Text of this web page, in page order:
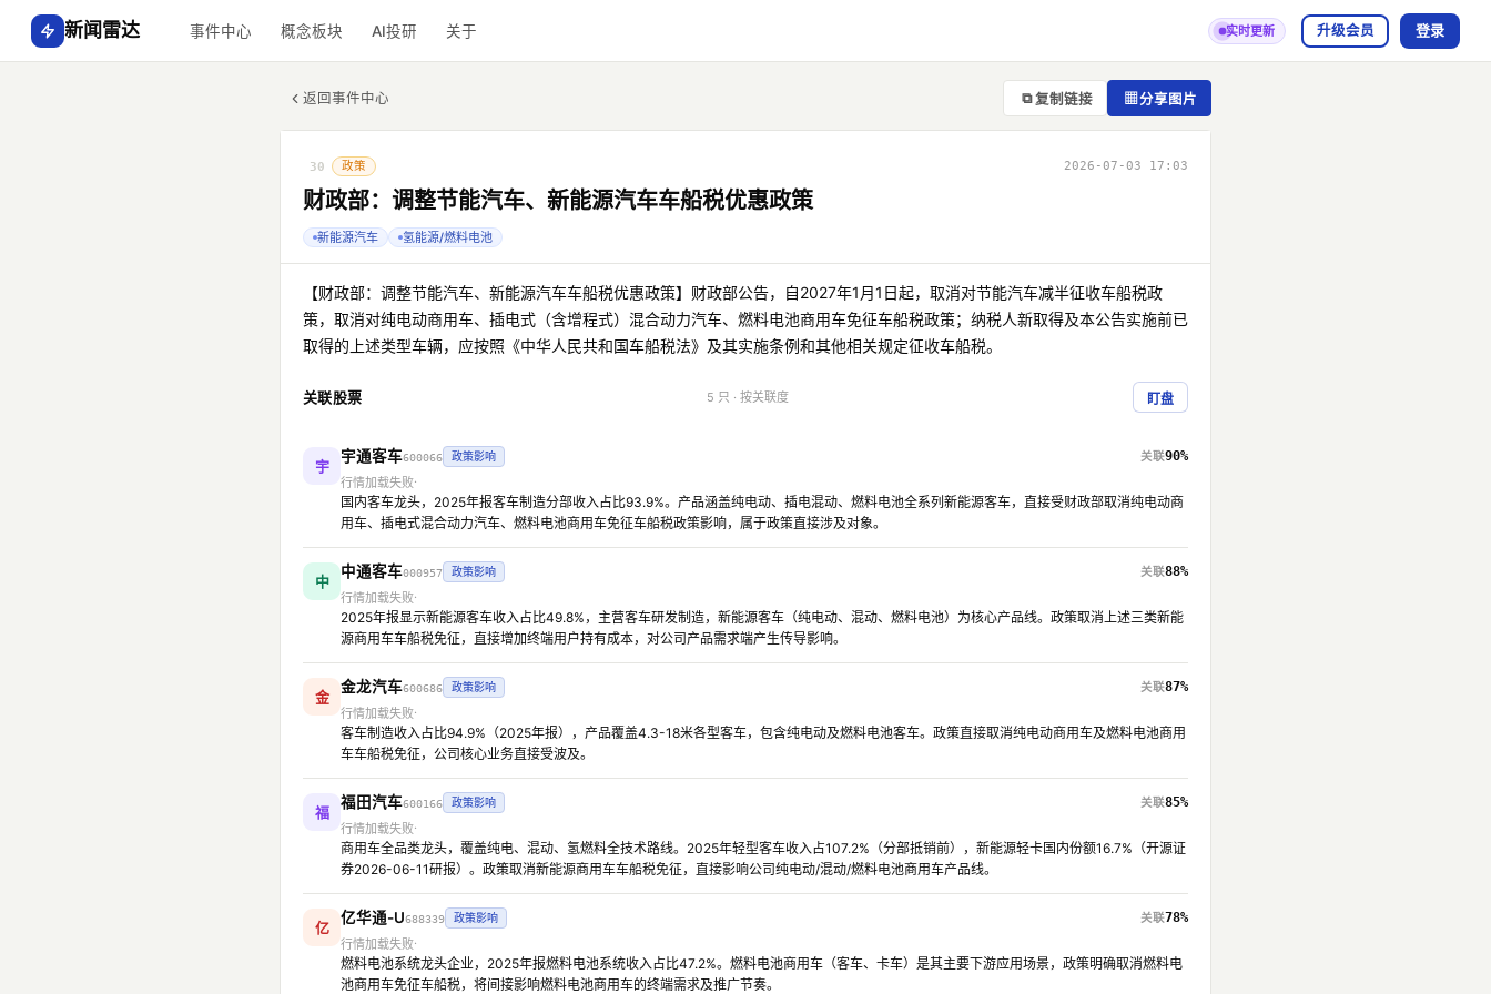
新闻雷达 事件中心 概念板块 AI投研 关于 实时更新 升级会员 登录
返回事件中心 ⧉ 复制链接 ▦分享图片
30 政策 2026-07-03 17:03
财政部：调整节能汽车、新能源汽车车船税优惠政策
新能源汽车 氢能源/燃料电池
【财政部：调整节能汽车、新能源汽车车船税优惠政策】财政部公告，自2027年1月1日起，取消对节能汽车减半征收车船税政
策，取消对纯电动商用车、插电式（含增程式）混合动力汽车、燃料电池商用车免征车船税政策；纳税人新取得及本公告实施前已
取得的上述类型车辆，应按照《中华人民共和国车船税法》及其实施条例和其他相关规定征收车船税。
关联股票 5 只 · 按关联度 盯盘
宇
宇通客车600066 政策影响
90%
行情加载失败
国内客车龙头，2025年报客车制造分部收入占比93.9%。产品涵盖纯电动、插电混动、燃料电池全系列新能源客车，直接受财政部取消纯电动商
用车、插电式混合动力汽车、燃料电池商用车免征车船税政策影响，属于政策直接涉及对象。
中
中通客车000957 政策影响
88%
行情加载失败
2025年报显示新能源客车收入占比49.8%，主营客车研发制造，新能源客车（纯电动、混动、燃料电池）为核心产品线。政策取消上述三类新能
源商用车车船税免征，直接增加终端用户持有成本，对公司产品需求端产生传导影响。
金
金龙汽车600686 政策影响
87%
行情加载失败
客车制造收入占比94.9%（2025年报），产品覆盖4.3-18米各型客车，包含纯电动及燃料电池客车。政策直接取消纯电动商用车及燃料电池商用
车车船税免征，公司核心业务直接受波及。
福
福田汽车600166 政策影响
85%
行情加载失败
商用车全品类龙头，覆盖纯电、混动、氢燃料全技术路线。2025年轻型客车收入占107.2%（分部抵销前），新能源轻卡国内份额16.7%（开源证
券2026-06-11研报）。政策取消新能源商用车车船税免征，直接影响公司纯电动/混动/燃料电池商用车产品线。
亿
亿华通-U688339 政策影响
78%
行情加载失败
燃料电池系统龙头企业，2025年报燃料电池系统收入占比47.2%。燃料电池商用车（客车、卡车）是其主要下游应用场景，政策明确取消燃料电
池商用车免征车船税，将间接影响燃料电池商用车的终端需求及推广节奏。